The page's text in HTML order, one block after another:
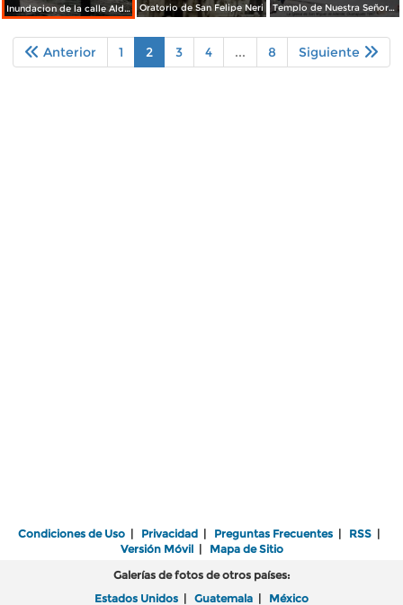
Inundacion de la calle Aldama acaecida el 23 de Junio de 1926. Oratorio de San Felipe Neri Templo de Nuestra Señora de la Salud (c. 1953)
Anterior 1 2 3 4 ... 8 Siguiente
Condiciones de Uso | Privacidad | Preguntas Frecuentes | RSS |
Versión Móvil| Mapa de Sitio
Galerías de fotos de otros países:
Estados Unidos | Guatemala | México